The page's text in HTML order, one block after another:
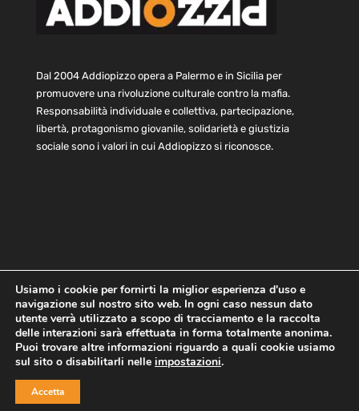
Dal 2004 Addiopizzo opera a Palermo e in Sicilia per
promuovere una rivoluzione culturale contro la mafia.
Responsabilità individuale e collettiva, partecipazione,
libertà, protagonismo giovanile, solidarietà e giustizia
sociale sono i valori in cui Addiopizzo si riconosce.
Home Statuto e bilancio
Contatti
Privacy
Cookie Child Protection Policy
Copyright © 2021 AddioPizzo | Tutti i diritti riservati | Sede
Usiamo i cookie per fornirti la miglior esperienza d'uso e
navigazione sul nostro sito web. In ogni caso nessun dato
utente verrà utilizzato a scopo di tracciamento e la raccolta
delle interazioni sarà effettuata in forma totalmente anonima.
Puoi trovare altre informazioni riguardo a quali cookie usiamo
sul sito o disabilitarli nelle impostazioni.
Accetta